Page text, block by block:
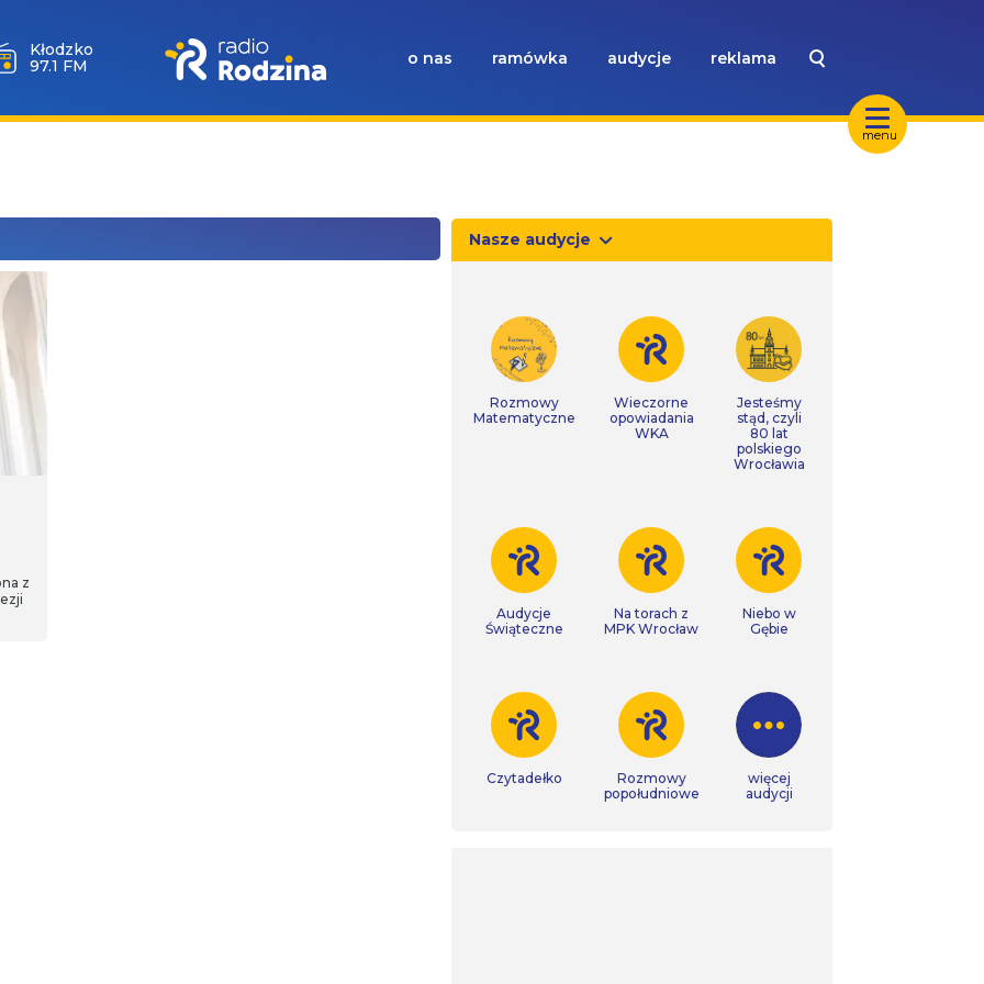
menu
Kłodzko
97.1 FM
o nas ramówka audycje reklama
z
Nasze audycje
Rozmowy
Matematyczne
Wieczorne
opowiadania
WKA
Jesteśmy
stąd, czyli
80 lat
polskiego
Wrocławia
Audycje
Świąteczne
Na torach z
MPK Wrocław
Niebo w
Gębie
Czytadełko
Rozmowy
popołudniowe
więcej
audycji